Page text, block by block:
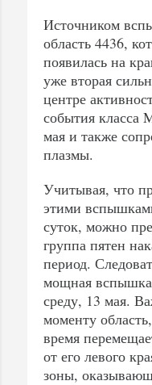
Источником
область 4436,
появилась на
уже вторая
центре
события класса
мая и также
плазмы.
Учитывая, что
этими
суток, можно
группа пятен
период.
мощная
среду, 13 мая.
моменту
время
от его левого
зоны,